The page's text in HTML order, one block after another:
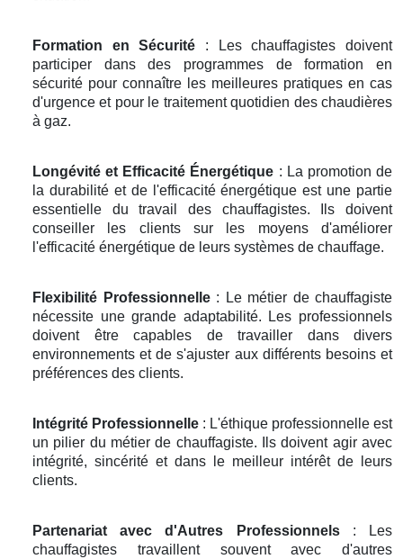
Formation en Sécurité : Les chauffagistes doivent
participer dans des programmes de formation en
sécurité pour connaître les meilleures pratiques en cas
d'urgence et pour le traitement quotidien des chaudières
à gaz.
Longévité et Efficacité Énergétique : La promotion de
la durabilité et de l'efficacité énergétique est une partie
essentielle du travail des chauffagistes. Ils doivent
conseiller les clients sur les moyens d'améliorer
l'efficacité énergétique de leurs systèmes de chauffage.
Flexibilité Professionnelle: Le métier de chauffagiste
nécessite une grande adaptabilité. Les professionnels
doivent être capables de travailler dans divers
environnements et de s'ajuster aux différents besoins et
préférences des clients.
Intégrité Professionnelle : L'éthique professionnelle est
un pilier du métier de chauffagiste. Ils doivent agir avec
intégrité, sincérité et dans le meilleur intérêt de leurs
clients.
Partenariat avec d'Autres Professionnels: Les
chauffagistes travaillent souvent avec d'autres